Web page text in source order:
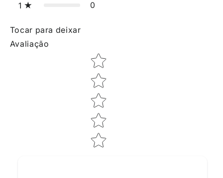
1 0
Tocar para deixar
Avaliação
Star rating